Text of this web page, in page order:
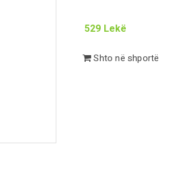
529 Lekë
Shto në shportë